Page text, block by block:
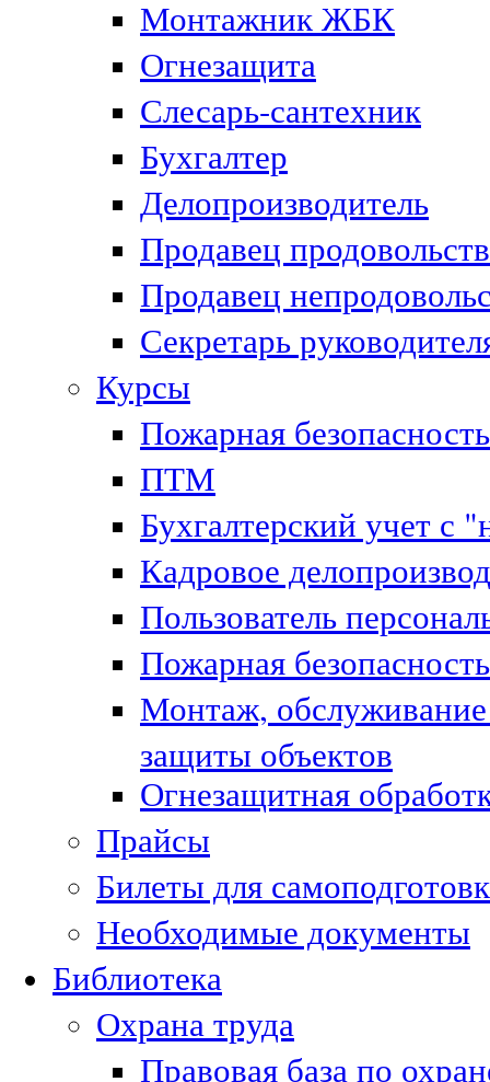
Монтажник ЖБК
Огнезащита
Слесарь-сантехник
Бухгалтер
Делопроизводитель
Продавец
Продавец
Секретарь
Курсы
Пожарная безопасность
ПТМ
Бухгалтерский учет с
Кадровое
Пользователь
Пожарная
Монтаж,
защиты объектов
Огнезащитная
Прайсы
Билеты для
Необходимые документы
Библиотека
Охрана труда
Правовая база по